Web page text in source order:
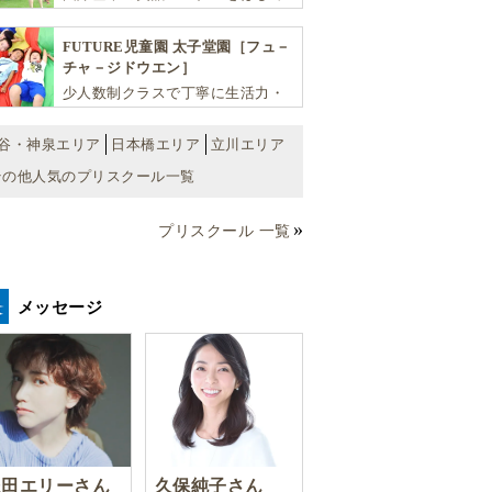
としての多様な資質を育む「KIDS
EDU（キッズ・エデュ）」は幼児
から小学生まで一貫して学べる充
実のカリキュラムが魅力です
FUTURE児童園 太子堂園［フュ－
チャ－ジドウエン］
少人数制クラスで丁寧に生活力・
能性を広げます！
・神泉エリア 日本橋エリア
立川エリア
の他人気のプリスクール一覧
プリスクール 一覧
メッセージ
エリーさん 久保純子さん